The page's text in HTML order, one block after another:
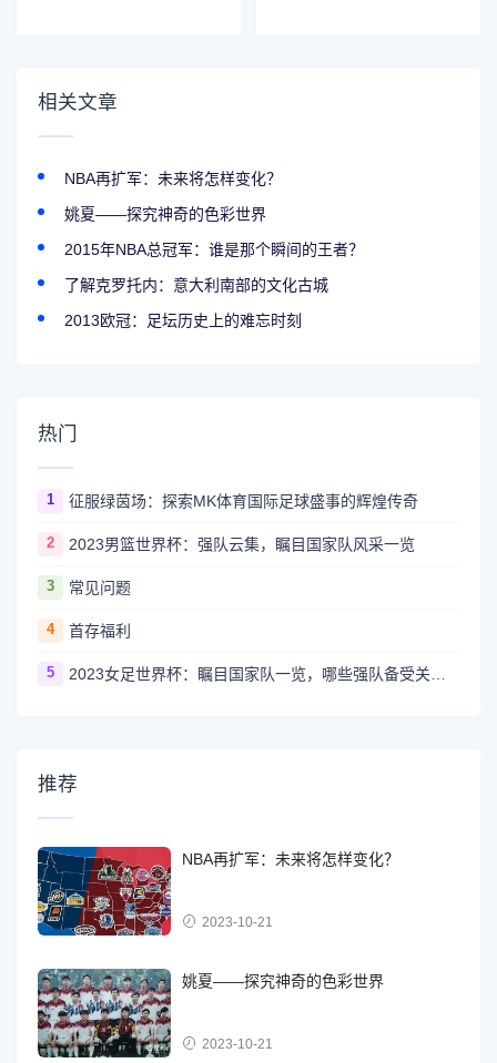
相关文章
NBA再扩军：未来将怎样变化？
姚夏——探究神奇的色彩世界
2015年NBA总冠军：谁是那个瞬间的王者？
了解克罗托内：意大利南部的文化古城
2013欧冠：足坛历史上的难忘时刻
热门
1 征服绿茵场：探索MK体育国际足球盛事的辉煌传奇
2 2023男篮世界杯：强队云集，瞩目国家队风采一览
3 常见问题
4 首存福利
5
推荐
NBA再扩军：未来将怎样变化？
2023-10-21
姚夏——探究神奇的色彩世界
2023-10-21